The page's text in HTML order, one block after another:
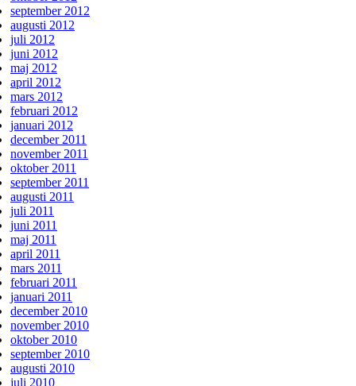
september 2012
augusti 2012
juli 2012
juni 2012
maj 2012
april 2012
mars 2012
februari 2012
januari 2012
december 2011
november 2011
oktober 2011
september 2011
augusti 2011
juli 2011
juni 2011
maj 2011
april 2011
mars 2011
februari 2011
januari 2011
december 2010
november 2010
oktober 2010
september 2010
augusti 2010
juli 2010